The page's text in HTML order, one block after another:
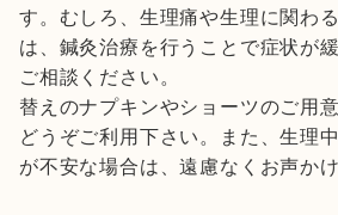
す。むしろ、生理痛や生理に関わ
は、鍼灸治療を行うことで症状が
ご相談ください。
替えのナプキンやショーツのご用
どうぞご利用下さい。また、生理
が不安な場合は、遠慮なくお声かけ